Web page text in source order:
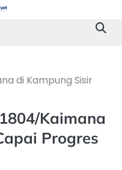
di Kampung Sisir
Kaimana
Progres